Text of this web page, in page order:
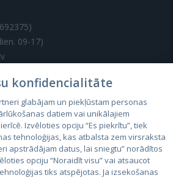
09-17)
konfidencialitāte
glabājam un piekļūstam personas
datiem vai unikālajiem
Izvēloties opciju “Es piekrītu”, tiek
tehnoloģijas, kas atbalsta zem virsraksta
apstrādājam datus, lai sniegtu” norādītos
opciju “Noraidīt visu” vai atsaucot
tiks atspējotas. Ja izsekošanas